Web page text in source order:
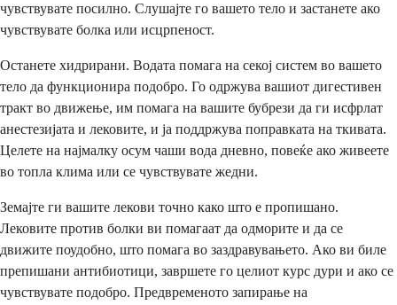
чувствувате посилно. Слушајте го вашето тело и застанете ако
чувствувате болка или исцрпеност.
Останете хидрирани. Водата помага на секој систем во вашето
тело да функционира подобро. Го одржува вашиот дигестивен
тракт во движење, им помага на вашите бубрези да ги исфрлат
анестезијата и лековите, и ја поддржува поправката на ткивата.
Целете на најмалку осум чаши вода дневно, повеќе ако живеете
во топла клима или се чувствувате жедни.
Земајте ги вашите лекови точно како што е пропишано.
Лековите против болки ви помагаат да одморите и да се
движите поудобно, што помага во заздравувањето. Ако ви биле
препишани антибиотици, завршете го целиот курс дури и ако се
чувствувате подобро. Предвременото запирање на